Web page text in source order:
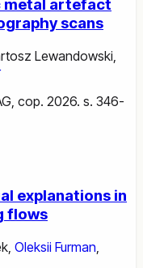
metal artefact
scans
Lewandowski,
cop. 2026. s. 346-
explanations in
flows
Oleksii Furman